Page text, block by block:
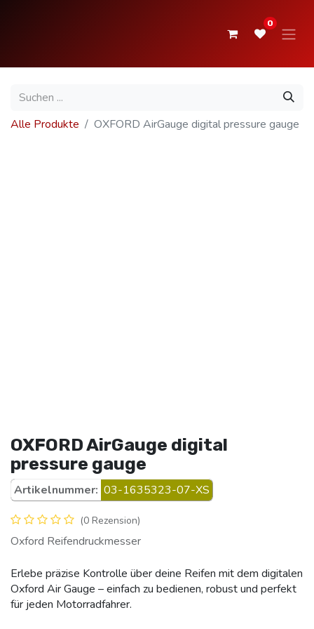
0
Alle Produkte OXFORD AirGauge digital pressure gauge
OXFORD AirGauge digital
pressure gauge
Artikelnummer: 03-1635323-07-XS
(0 Rezension)
Oxford Reifendruckmesser
Erlebe präzise Kontrolle über deine Reifen mit dem digitalen
Oxford Air Gauge – einfach zu bedienen, robust und perfekt
für jeden Motorradfahrer.